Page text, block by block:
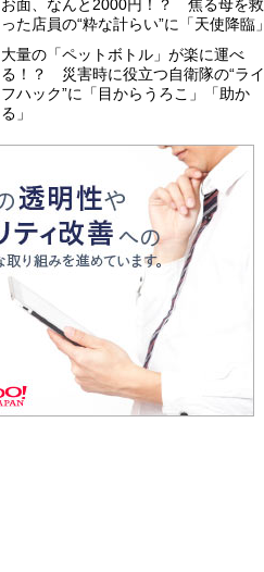
お面、なんと2000円！？ 焦る母を救
った店員の“粋な計らい”に「天使降臨」
大量の「ペットボトル」が楽に運べ
る！？ 災害時に役立つ自衛隊の“ライ
フハック”に「目からうろこ」「助か
る」